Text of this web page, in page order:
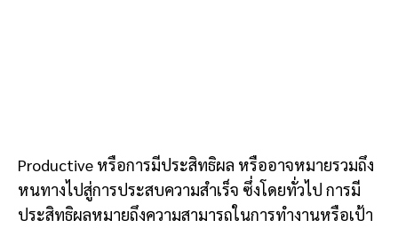
Productive หรือการมีประสิทธิผล หรืออาจหมายรวมถึง
หนทางไปสู่การประสบความสำเร็จ ซึ่งโดยทั่วไป การมี
ประสิทธิผลหมายถึงความสามารถในการทำงานหรือเป้า